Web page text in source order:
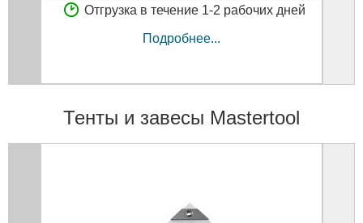
Отгрузка в течение 1-2 рабочих дней
Подробнее...
Тенты и завесы Mastertool